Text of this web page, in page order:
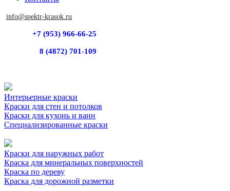
info@spektr-krasok.ru
+7 (953) 966-66-25
8 (4872) 701-109
Интерьерные краски
Краски для стен и потолков
Краски для кухонь и ванн
Специализированные краски
Краски для наружных работ
Краска для минеральных поверхностей
Краска по дереву
Краска для дорожной разметки